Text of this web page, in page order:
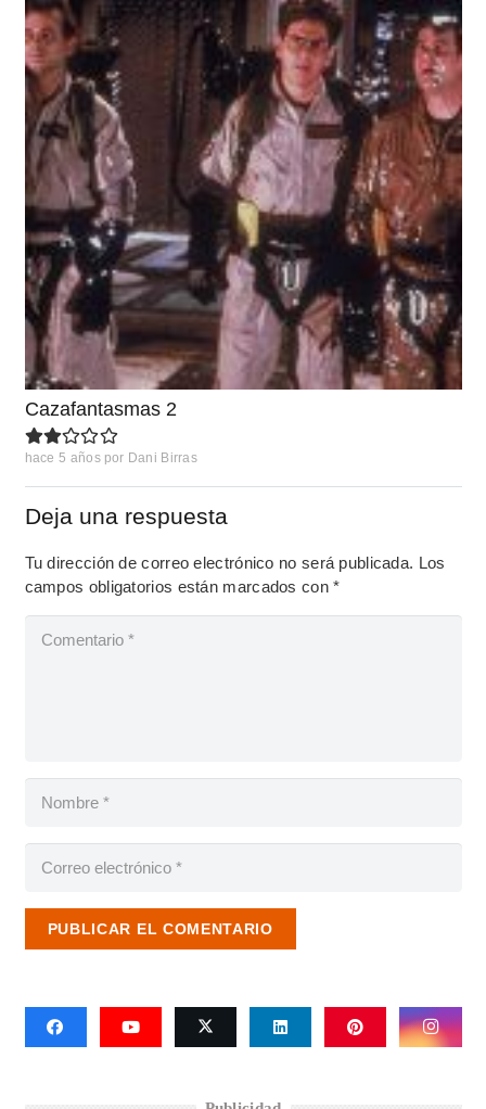
Cazafantasmas 2
hace 5 años por Dani Birras
Deja una respuesta
Tu dirección de correo electrónico no será publicada. Los
campos obligatorios están marcados con*
PUBLICAR EL COMENTARIO